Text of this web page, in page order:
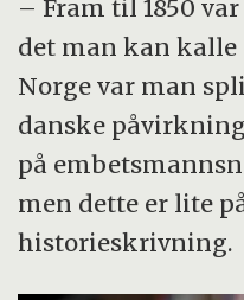
– Fram til 1850
det man kan
Norge var man
danske
på
men dette er lite
historieskrivning.